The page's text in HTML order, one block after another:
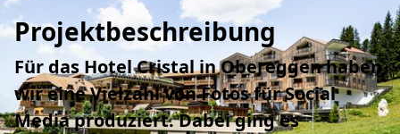
Projektbeschreibung
Für das Hotel Cristal in Obereggen haben
wir eine Vielzahl von Fotos für Social
Media produziert. Dabei ging es